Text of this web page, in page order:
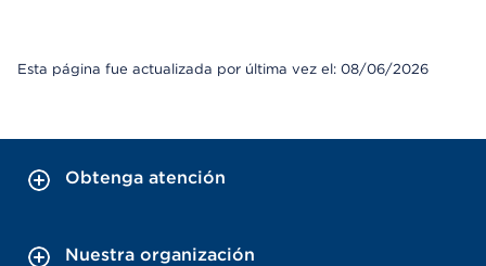
Esta página fue actualizada por última vez el: 08/06/2026
Obtenga atención
Nuestra organización